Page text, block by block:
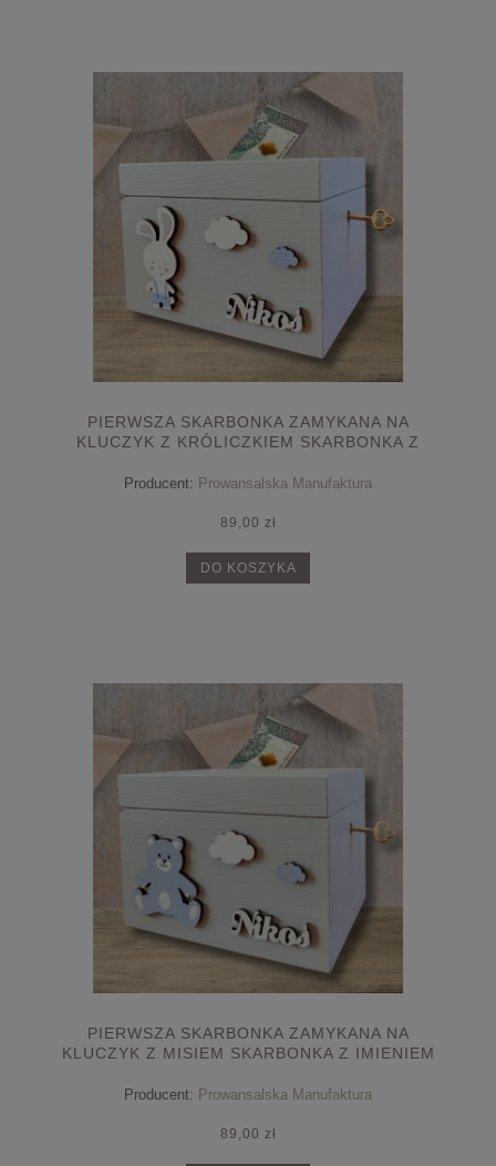
PIERWSZA SKARBONKA ZAMYKANA NA
KLUCZYK Z KRÓLICZKIEM SKARBONKA Z
Producent: Prowansalska Manufaktura
89,00 zł
DO KOSZYKA
PIERWSZA SKARBONKA ZAMYKANA NA
KLUCZYK Z MISIEM SKARBONKA Z IMIENIEM
Producent: Prowansalska Manufaktura
89,00 zł